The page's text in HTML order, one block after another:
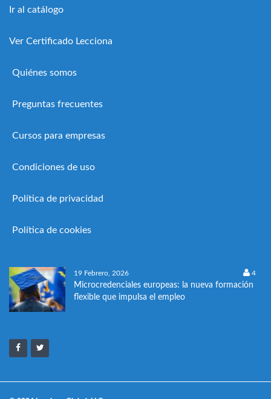
Ir al catálogo
Ver Certificado Lecciona
Quiénes somos
Preguntas frecuentes
Cursos para empresas
Condiciones de uso
Política de privacidad
Política de cookies
19 Febrero, 2026 4
Microcredenciales europeas: la nueva formación
flexible que impulsa el empleo